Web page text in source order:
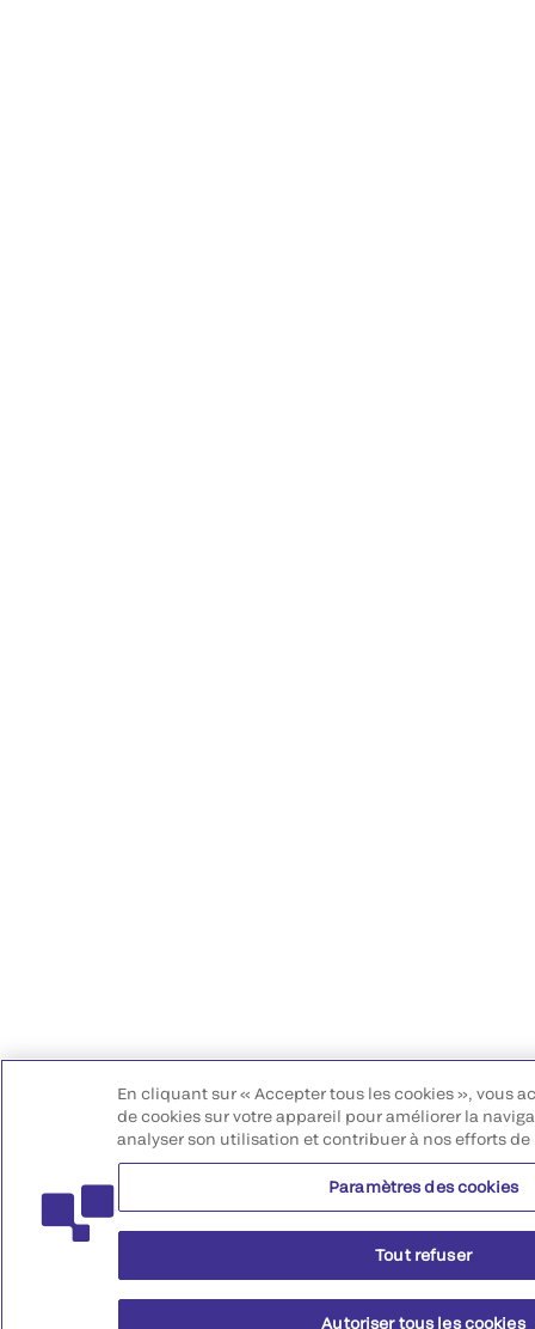
En cliquant sur « Accepter tous les cookies », vous
de cookies sur votre appareil pour améliorer la
analyser son utilisation et contribuer à nos efforts
Paramètres des cookies
Tout refuser
Autoriser tous les cookies